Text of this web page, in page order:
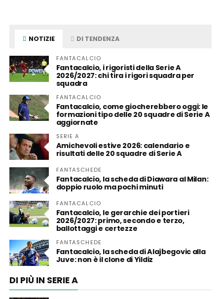
NOTIZIE DI TENDENZA
FANTACALCIO
Fantacalcio, i rigoristi della Serie A
2026/2027: chi tira i rigori squadra per
squadra
FANTACALCIO
Fantacalcio, come giocherebbero oggi: le
formazioni tipo delle 20 squadre di Serie A
aggiornate
SERIE A
Amichevoli estive 2026: calendario e
risultati delle 20 squadre di Serie A
FANTASCHEDE
Fantacalcio, la scheda di Diawara al Milan:
doppio ruolo ma pochi minuti
FANTACALCIO
Fantacalcio, le gerarchie dei portieri
2026/2027: primo, secondo e terzo,
ballottaggi e certezze
FANTASCHEDE
Fantacalcio, la scheda di Alajbegovic alla
Juve: non è il clone di Yildiz
DI PIÙ IN SERIE A